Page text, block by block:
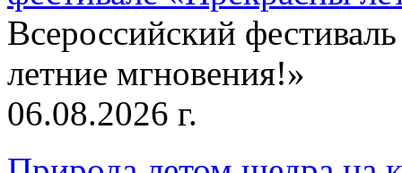
Всероссийский
летние мгновения!»
06.08.2026 г.